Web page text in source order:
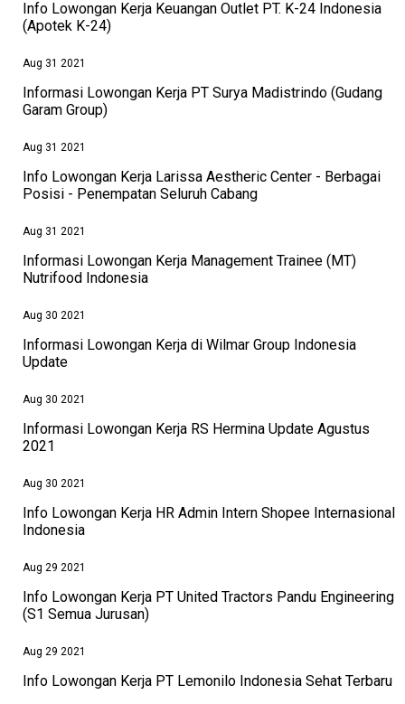
Info Lowongan Kerja Keuangan Outlet PT. K-24 Indonesia
(Apotek K-24)
Aug 31 2021
Informasi Lowongan Kerja PT Surya Madistrindo (Gudang
Garam Group)
Aug 31 2021
Info Lowongan Kerja Larissa Aestheric Center - Berbagai
Posisi - Penempatan Seluruh Cabang
Aug 31 2021
Informasi Lowongan Kerja Management Trainee (MT)
Nutrifood Indonesia
Aug 30 2021
Informasi Lowongan Kerja di Wilmar Group Indonesia
Update
Aug 30 2021
Informasi Lowongan Kerja RS Hermina Update Agustus
2021
Aug 30 2021
Info Lowongan Kerja HR Admin Intern Shopee Internasional
Indonesia
Aug 29 2021
Info Lowongan Kerja PT United Tractors Pandu Engineering
(S1 Semua Jurusan)
Aug 29 2021
Info Lowongan Kerja PT Lemonilo Indonesia Sehat Terbaru